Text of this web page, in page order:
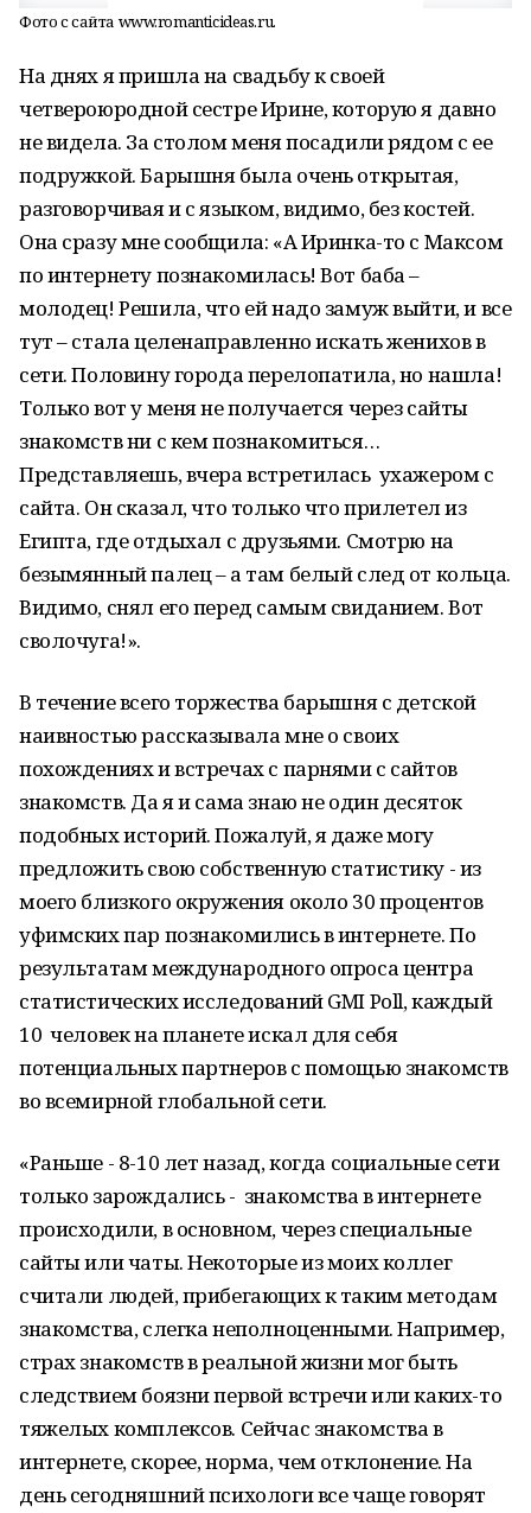
Фото с сайта www.romanticideas.ru.
На днях я пришла на свадьбу к своей
четвероюродной сестре Ирине, которую я давно
не видела. За столом меня посадили рядом с ее
подружкой. Барышня была очень открытая,
разговорчивая и с языком, видимо, без костей.
Она сразу мне сообщила: «А Иринка-то с Максом
по интернету познакомилась! Вот баба –
молодец! Решила, что ей надо замуж выйти, и все
тут – стала целенаправленно искать женихов в
сети. Половину города перелопатила, но нашла!
Только вот у меня не получается через сайты
знакомств ни с кем познакомиться…
Представляешь, вчера встретилась ухажером с
сайта. Он сказал, что только что прилетел из
Египта, где отдыхал с друзьями. Смотрю на
безымянный палец – а там белый след от кольца.
Видимо, снял его перед самым свиданием. Вот
сволочуга!».
В течение всего торжества барышня с детской
наивностью рассказывала мне о своих
похождениях и встречах с парнями с сайтов
знакомств. Да я и сама знаю не один десяток
подобных историй. Пожалуй, я даже могу
предложить свою собственную статистику - из
моего близкого окружения около 30 процентов
уфимских пар познакомились в интернете. По
результатам международного опроса центра
статистических исследований GMI Poll, каждый
10 человек на планете искал для себя
потенциальных партнеров с помощью знакомств
во всемирной глобальной сети.
«Раньше - 8-10 лет назад, когда социальные сети
только зарождались - знакомства в интернете
происходили, в основном, через специальные
сайты или чаты. Некоторые из моих коллег
считали людей, прибегающих к таким методам
знакомства, слегка неполноценными. Например,
страх знакомств в реальной жизни мог быть
следствием боязни первой встречи или каких-то
тяжелых комплексов. Сейчас знакомства в
интернете, скорее, норма, чем отклонение. На
день сегодняшний психологи все чаще говорят